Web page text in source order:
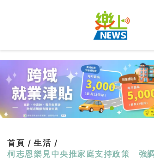
首頁 / 生活 /
柯志恩樂見中央推家庭支持政策 強